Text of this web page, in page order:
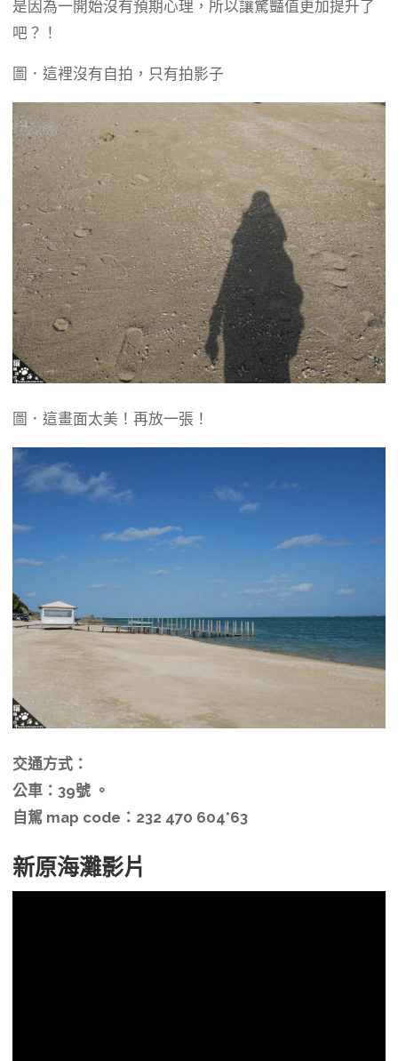
是因為一開始沒有預期心理，所以讓驚豔值更加提升了
吧？！
圖．這裡沒有自拍，只有拍影子
圖．這畫面太美！再放一張！
交通方式：
公車：39號 。
自駕 map code：232 470 604*63
新原海灘影片